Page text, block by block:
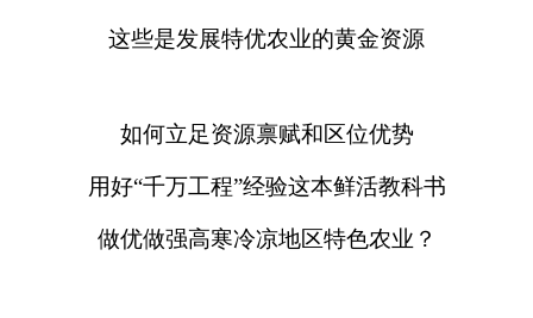
这些是发展特优农业的黄金资源
如何立足资源禀赋和区位优势
用好“千万工程”经验这本鲜活教科书
做优做强高寒冷凉地区特色农业？